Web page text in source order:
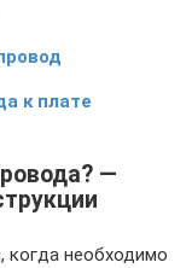
к плате
—
когда необходимо